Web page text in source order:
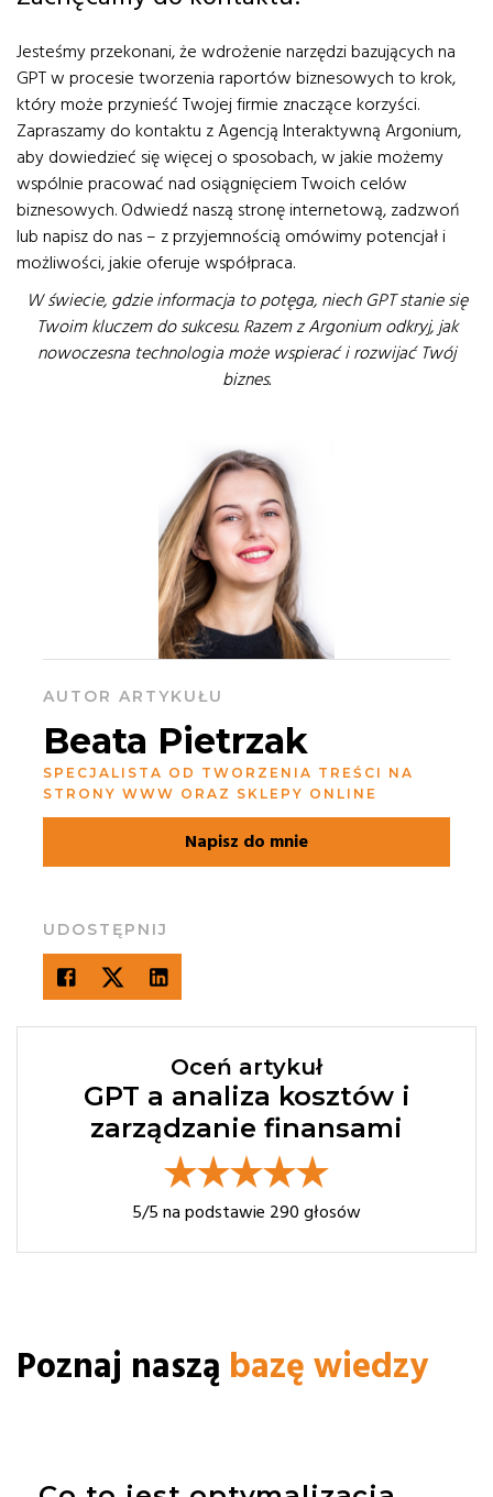
Jesteśmy przekonani, że wdrożenie narzędzi bazujących na
GPT w procesie tworzenia raportów biznesowych to krok,
który może przynieść Twojej firmie znaczące korzyści.
Zapraszamy do kontaktu z Agencją Interaktywną Argonium,
aby dowiedzieć się więcej o sposobach, w jakie możemy
wspólnie pracować nad osiągnięciem Twoich celów
biznesowych. Odwiedź naszą stronę internetową, zadzwoń
lub napisz do nas – z przyjemnością omówimy potencjał i
możliwości, jakie oferuje współpraca.
W świecie, gdzie informacja to potęga, niech GPT stanie się
Twoim kluczem do sukcesu. Razem z Argonium odkryj, jak
nowoczesna technologia może wspierać i rozwijać Twój
biznes.
AUTOR ARTYKUŁU
Beata Pietrzak
SPECJALISTA OD TWORZENIA TREŚCI NA
STRONY WWW ORAZ SKLEPY ONLINE
Napisz do mnie
UDOSTĘPNIJ
Oceń artykuł
GPT a analiza kosztów i
zarządzanie finansami
5/5 na podstawie 290 głosów
Poznaj naszą bazę wiedzy